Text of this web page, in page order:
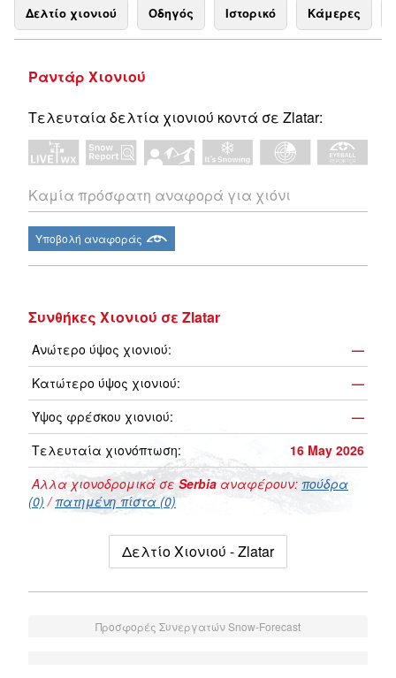
Δελτίο χιονιού Οδηγός Ιστορικό Κάμερες
Ραντάρ Χιονιού
Τελευταία δελτία χιονιού κοντά σε Zlatar:
Καμία πρόσφατη αναφορά για χιόνι
Υποβολή αναφοράς
Συνθήκες Χιονιού σε Zlatar
Ανώτερο ύψος χιονιού:
—
Κατώτερο ύψος χιονιού:
—
Ύψος φρέσκου χιονιού:
—
Τελευταία χιονόπτωση:
16 May 2026
Αλλα χιονοδρομικά σεSerbia αναφέρουν: πούδρα
(0) /πατημένη πίστα (0)
Δελτίο Χιονιού - Zlatar
Προσφορές Συνεργατών Snow-Forecast